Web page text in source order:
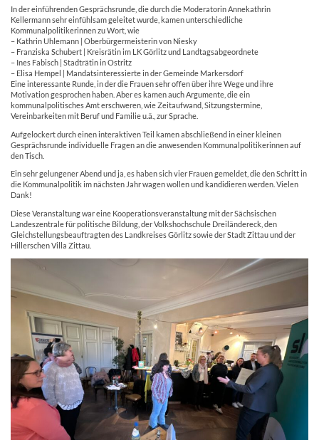
In der einführenden Gesprächsrunde, die durch die Moderatorin Annekathrin
Kellermann sehr einfühlsam geleitet wurde, kamen unterschiedliche
Kommunalpolitikerinnen zu Wort, wie
– Kathrin Uhlemann | Oberbürgermeisterin von Niesky
– Franziska Schubert | Kreisrätin im LK Görlitz und Landtagsabgeordnete
– Ines Fabisch | Stadträtin in Ostritz
– Elisa Hempel | Mandatsinteressierte in der Gemeinde Markersdorf
Eine interessante Runde, in der die Frauen sehr offen über ihre Wege und ihre
Motivation gesprochen haben. Aber es kamen auch Argumente, die ein
kommunalpolitisches Amt erschweren, wie Zeitaufwand, Sitzungstermine,
Vereinbarkeiten mit Beruf und Familie u.ä., zur Sprache.
Aufgelockert durch einen interaktiven Teil kamen abschließend in einer kleinen
Gesprächsrunde individuelle Fragen an die anwesenden Kommunalpolitikerinnen auf
den Tisch.
Ein sehr gelungener Abend und ja, es haben sich vier Frauen gemeldet, die den Schritt in
die Kommunalpolitik im nächsten Jahr wagen wollen und kandidieren werden. Vielen
Dank!
Diese Veranstaltung war eine Kooperationsveranstaltung mit der Sächsischen
Landeszentrale für politische Bildung, der Volkshochschule Dreiländereck, den
Gleichstellungsbeauftragten des Landkreises Görlitz sowie der Stadt Zittau und der
Hillerschen Villa Zittau.